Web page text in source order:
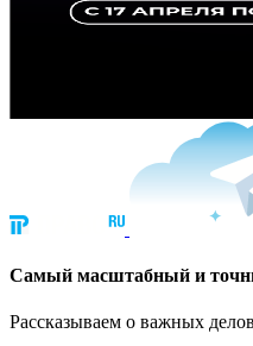
Cамый масштабный и
Рассказываем о важных